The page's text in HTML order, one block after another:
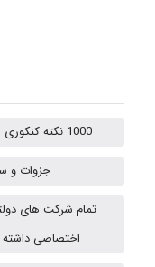
1000 نکته کنکوری + خلاصه جزوات ارشد بهداشت حرفه ای
جزوات و
تمام شرکت های
اختصاصی داشته